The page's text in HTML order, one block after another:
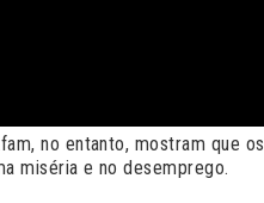
no entanto, mostram que os
miséria e no desemprego.